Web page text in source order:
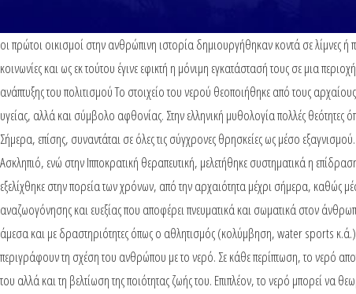
οι πρώτοι οικισμοί στην ανθρώπινη ιστορία δημιουργήθηκαν κοντά σε λίμνες ή
κοινωνίες και ως εκ τούτου έγινε εφικτή η μόνιμη εγκατάστασή τους σε μια
ανάπτυξης του πολιτισμού Το στοιχείο του νερού θεοποιήθηκε από τους
υγείας, αλλά και σύμβολο αφθονίας. Στην ελληνική μυθολογία πολλές
Σήμερα, επίσης, συναντάται σε όλες τις σύγχρονες θρησκείες ως μέσο
Ασκληπιό, ενώ στην Ιπποκρατική θεραπευτική, μελετήθηκε συστηματικά η
εξελίχθηκε στην πορεία των χρόνων, από την αρχαιότητα μέχρι σήμερα, καθώς
αναζωογόνησης και ευεξίας που αποφέρει πνευματικά και σωματικά στον
άμεσα και με δραστηριότητες όπως ο αθλητισμός (κολύμβηση, water sports
περιγράφουν τη σχέση του ανθρώπου με το νερό. Σε κάθε περίπτωση, το νερό
του αλλά και τη βελτίωση της ποιότητας ζωής του. Επιπλέον, το νερό μπορεί